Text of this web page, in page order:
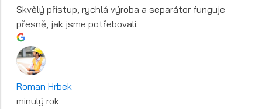
Skvělý přístup, rychlá výroba a separátor funguje
přesně, jak jsme potřebovali.
Roman Hrbek
minulý rok